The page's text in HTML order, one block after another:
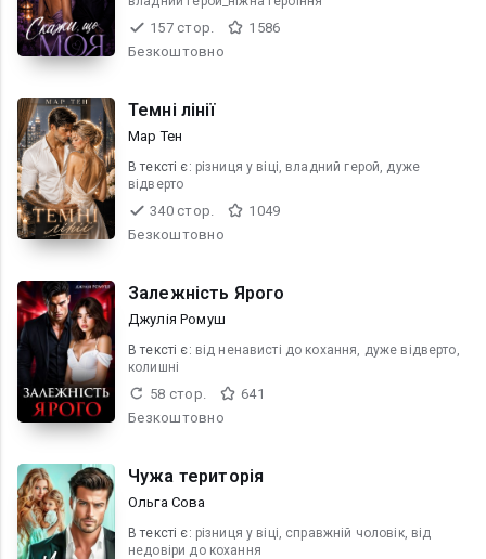
157 стор.
1586
Безкоштовно
Темні лінії
Мар Тен
В текcті є: різниця у віці, владний герой, дуже
відверто
340 стор.
1049
Безкоштовно
Залежність Ярого
Джулія Ромуш
В текcті є: від ненависті до кохання, дуже відверто,
колишні
58 стор.
641
Безкоштовно
Чужа територія
Ольга Сова
В текcті є: різниця у віці, справжній чоловік, від
недовіри до кохання